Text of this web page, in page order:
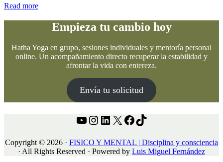
Read moreEl
vagabundo:
sobre
la
rumiación
Empieza tu cambio hoy
Hatha Yoga en grupo, sesiones individuales y mentoría personal
online. Un acompañamiento directo recuperar la estabilidad y
afrontar la vida con entereza.
Envía tu solicitud
YouTube
Instagram
LinkedIn
X Facebook
TikTok
Copyright © 2026 · FISICO Y MENTAL | Disciplina y consciencia
· All Rights Reserved · Powered by Luis Miguel Fernández